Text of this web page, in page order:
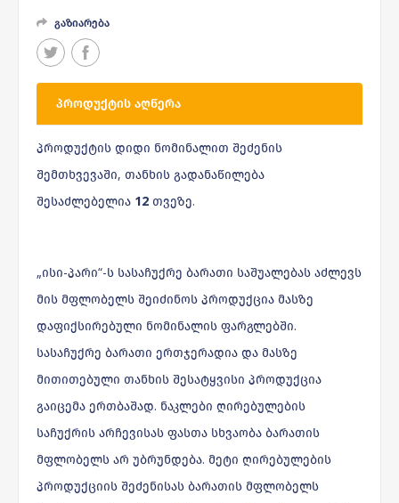
გაზიარება
ᲞᲠᲝᲓᲣᲥᲢᲘᲡ ᲐᲦᲬᲔᲠᲐ
პროდუქტის დიდი ნომინალით შეძენის
შემთხვევაში, თანხის გადანაწილება
შესაძლებელია 12 თვეზე.
„ისი-პარი“-ს სასაჩუქრე ბარათი საშუალებას აძლევს
მის მფლობელს შეიძინოს პროდუქცია მასზე
დაფიქსირებული ნომინალის ფარგლებში.
სასაჩუქრე ბარათი ერთჯერადია და მასზე
მითითებული თანხის შესატყვისი პროდუქცია
გაიცემა ერთბაშად. ნაკლები ღირებულების
საჩუქრის არჩევისას ფასთა სხვაობა ბარათის
მფლობელს არ უბრუნდება. მეტი ღირებულების
პროდუქციის შეძენისას ბარათის მფლობელს